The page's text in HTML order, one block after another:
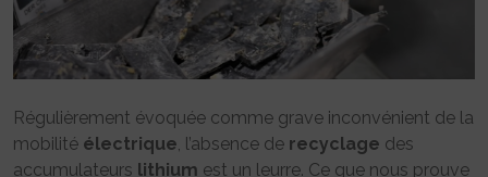
Régulièrement évoquée comme grave inconvénient de la
mobilité électrique, l’absence de recyclage des
accumulateurs lithium est un leurre. Ce que nous prouve